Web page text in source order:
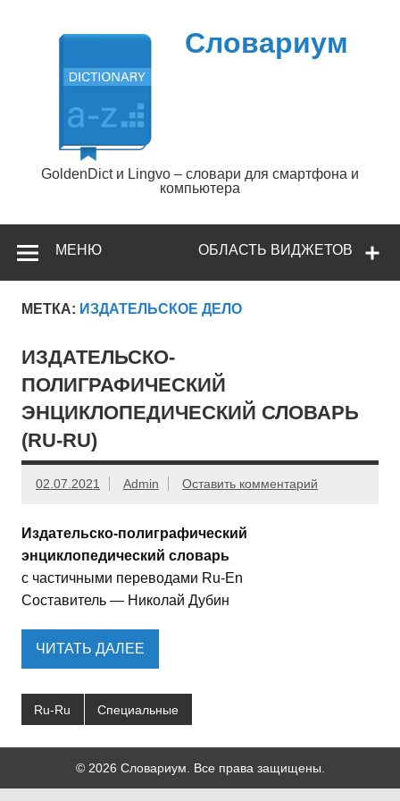
содержимому
Словариум
GoldenDict и Lingvo – словари для смартфона и
компьютера
ОБЛАСТЬ ВИДЖЕТОВ
МЕНЮ
МЕТКА: ИЗДАТЕЛЬСКОЕ ДЕЛО
ИЗДАТЕЛЬСКО-
ПОЛИГРАФИЧЕСКИЙ
ЭНЦИКЛОПЕДИЧЕСКИЙ СЛОВАРЬ
(RU-RU)
02.07.2021 Admin Оставить комментарий
Издательско-полиграфический
энциклопедический словарь
с частичными переводами Ru-En
Составитель — Николай Дубин
ЧИТАТЬ ДАЛЕЕ
Ru-Ru Специальные
© 2026 Словариум. Все права защищены.